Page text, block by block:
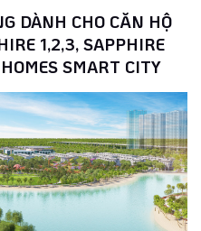
DÀNH CHO CĂN HỘ
1,2,3, SAPPHIRE
SMART CITY